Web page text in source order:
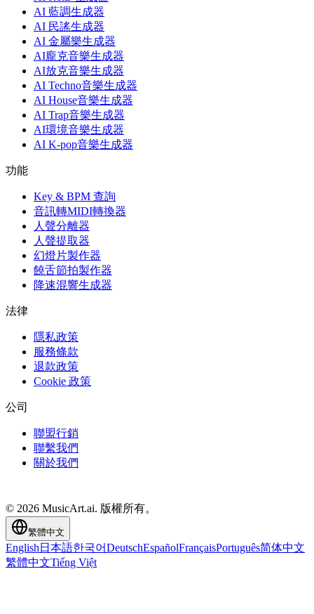
AI 藍調生成器
AI 民謠生成器
AI 金屬樂生成器
AI龐克音樂生成器
AI放克音樂生成器
AI Techno音樂生成器
AI House音樂生成器
AI Trap音樂生成器
AI環境音樂生成器
AI K-pop音樂生成器
功能
Key & BPM 查詢
音訊轉MIDI轉換器
人聲分離器
人聲提取器
幻燈片製作器
饒舌節拍製作器
降速混響生成器
法律
隱私政策
服務條款
退款政策
Cookie 政策
公司
聯盟行銷
聯繫我們
關於我們
© 2026 MusicArt.ai. 版權所有。
繁體中文
English 日本語한국어DeutschEspañolFrançaisPortuguês简体中文
繁體中文Tiếng Việt